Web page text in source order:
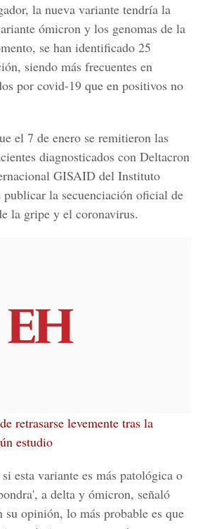
la nueva variante tendría la
ómicron y los genomas de la
se han identificado 25
siendo más frecuentes en
por covid-19 que en positivos no
el 7 de enero se remitieron las
diagnosticados con Deltacron
GISAID del Instituto
publicar la secuenciación oficial de
la gripe y el coronavirus.
retrasarse levemente tras la
estudio
esta variante es más patológica o
a delta y ómicron, señaló
su opinión, lo más probable es que